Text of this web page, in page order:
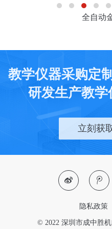
全自动
教学仪器采购定
研发生产教学
立刻获
隐私政策
© 2022 深圳市成中胜